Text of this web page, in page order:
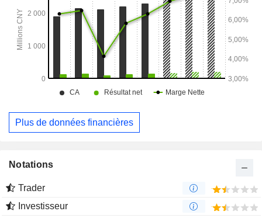
Plus de données financières
Notations
Trader
Investisseur